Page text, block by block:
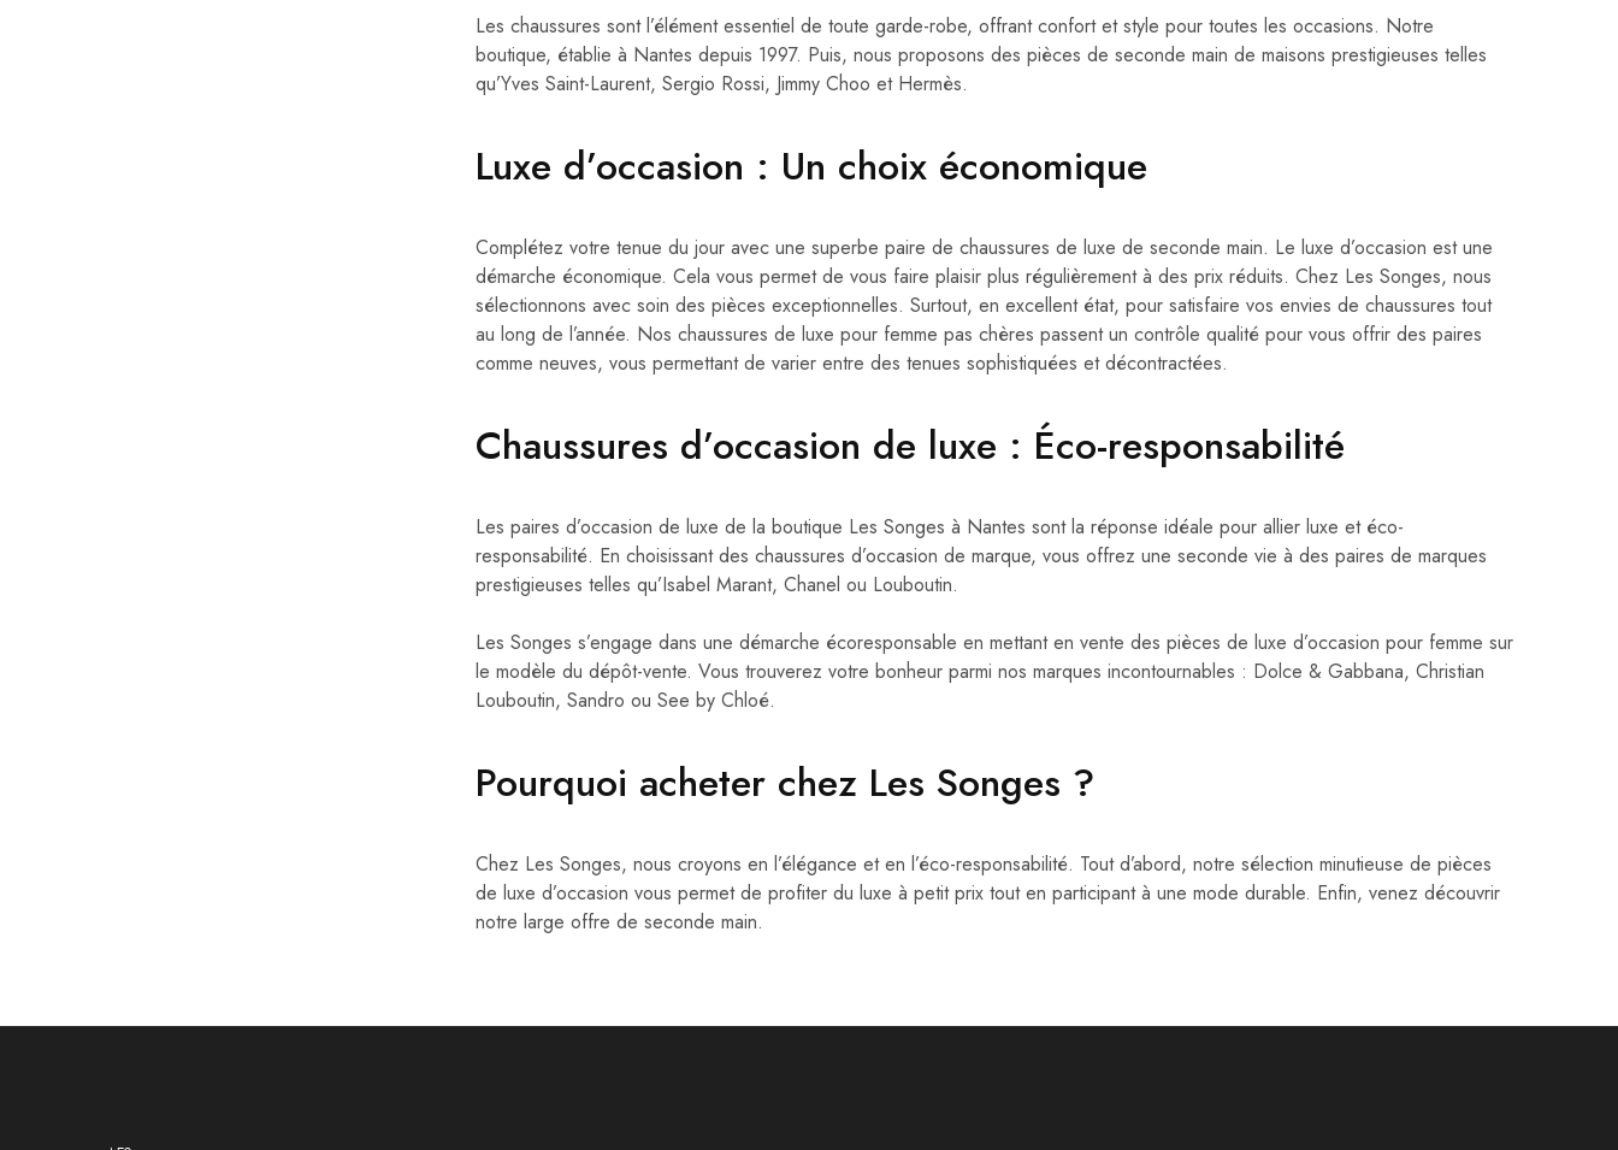
Les chaussures sont l’élément essentiel de toute garde-robe, offrant confort et style pour toutes les occasions. Notre
boutique, établie à Nantes depuis 1997. Puis, nous proposons des pièces de seconde main de maisons prestigieuses telles
qu’Yves Saint-Laurent, Sergio Rossi, Jimmy Choo et Hermès.
Luxe d’occasion : Un choix économique
Complétez votre tenue du jour avec une superbe paire de chaussures de luxe de seconde main. Le luxe d’occasion est une
démarche économique. Cela vous permet de vous faire plaisir plus régulièrement à des prix réduits. Chez Les Songes, nous
sélectionnons avec soin des pièces exceptionnelles. Surtout, en excellent état, pour satisfaire vos envies de chaussures tout
au long de l’année. Nos chaussures de luxe pour femme pas chères passent un contrôle qualité pour vous offrir des paires
comme neuves, vous permettant de varier entre des tenues sophistiquées et décontractées.
Chaussures d’occasion de luxe : Éco-responsabilité
Les paires d’occasion de luxe de la boutique Les Songes à Nantes sont la réponse idéale pour allier luxe et éco-
responsabilité. En choisissant des chaussures d’occasion de marque, vous offrez une seconde vie à des paires de marques
prestigieuses telles qu’Isabel Marant, Chanel ou Louboutin.
Les Songes s’engage dans une démarche écoresponsable en mettant en vente des pièces de luxe d’occasion pour femme sur
le modèle du dépôt-vente. Vous trouverez votre bonheur parmi nos marques incontournables : Dolce & Gabbana, Christian
Louboutin, Sandro ou See by Chloé.
Pourquoi acheter chez Les Songes ?
Chez Les Songes, nous croyons en l’élégance et en l’éco-responsabilité. Tout d’abord, notre sélection minutieuse de pièces
de luxe d’occasion vous permet de profiter du luxe à petit prix tout en participant à une mode durable. Enfin, venez découvrir
notre large offre de seconde main.